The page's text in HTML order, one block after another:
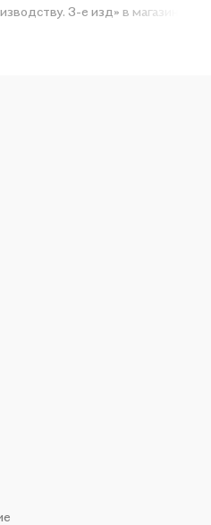
3-е изд» в магазине